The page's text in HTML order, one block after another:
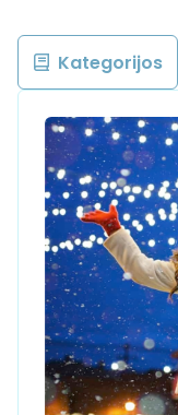
Kategorijos